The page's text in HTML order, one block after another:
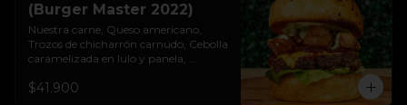
(Burger Master 2022)
Nuestra carne, Queso americano,
Trozos de chicharrón carnudo, Cebolla
caramelizada en lulo y panela,
cogollo, Pan brioche premium.
$41.900